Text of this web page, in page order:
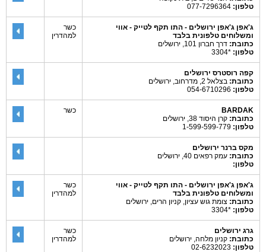
טלפון:
ג'אפן ג'אפן ירושלים - התו תקף לטייק - אווי
ומשלוחים טלפונית בלבד
כתובת: דרך חברון 101, ירושלים
טלפון: *3304
כשר
למהדרין
קפה רוסטרס ירושלים
כתובת: בצלאל 2, מדרחוב, ירושלים
טלפון:
BARDAK
כתובת: קרן היסוד 38, ירושלים
טלפון:
כשר
מקס ברנר ירושלים
כתובת: עמק רפאים 40, ירושלים
טלפון:
ג'אפן ג'אפן ירושלים - התו תקף לטייק - אווי
ומשלוחים טלפונית בלבד
כתובת: צומת גוש עציון, קניון הרים, ירושלים
טלפון: *3304
כשר
למהדרין
גרג ירושלים
כתובת: קניון מלחה, ירושלים
טלפון:
כשר
למהדרין